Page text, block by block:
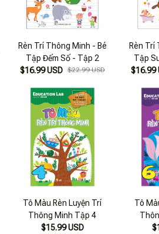
Rèn Trí Thông Minh - Bé
Tập Đếm Số - Tập 2
$16.99 USD $22.99 USD
Rèn Trí
Tập
$16.99
Tô Màu Rèn Luyện Trí
Thông Minh Tập 4
$15.99 USD
Tô